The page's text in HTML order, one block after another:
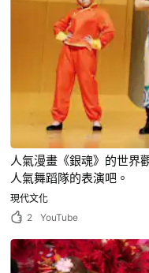
人氣漫畫《銀魂》的世界
人氣舞蹈隊的表演吧。
現代文化
2
YouTube